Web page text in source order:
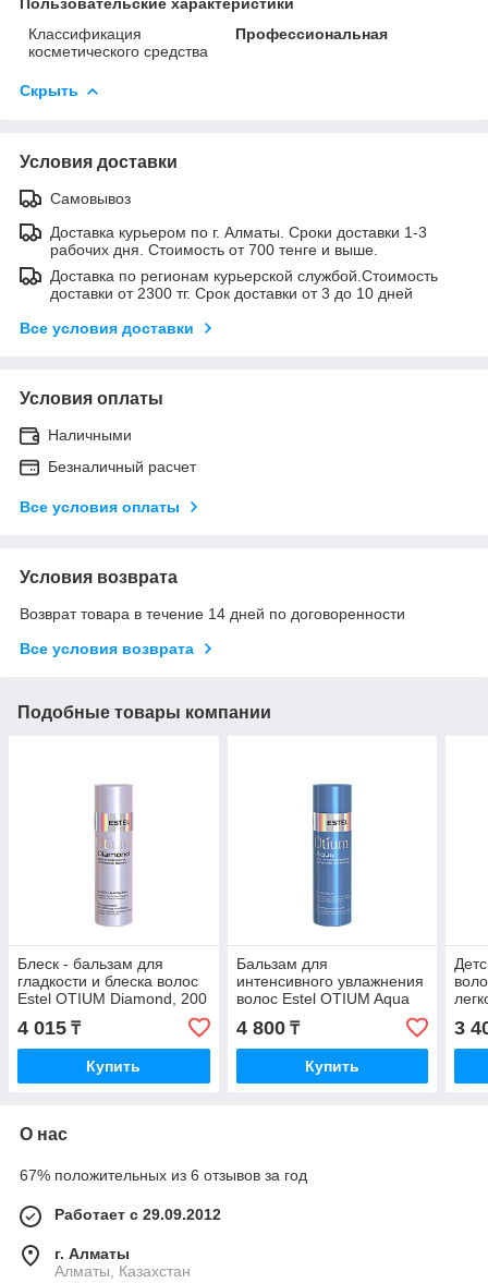
Классификация
косметического средства
Профессиональная
Скрыть
Условия доставки
Самовывоз
Доставка курьером по г. Алматы. Сроки доставки 1-3
рабочих дня. Стоимость от 700 тенге и выше.
Доставка по регионам курьерской службой.Стоимость
доставки от 2300 тг. Срок доставки от 3 до 10 дней
Все условия доставки
Условия оплаты
Наличными
Безналичный расчет
Все условия оплаты
Условия возврата
Возврат товара в течение 14 дней по договоренности
Все условия возврата
Подобные товары компании
Блеск - бальзам для
гладкости и блеска волос
Estel OTIUM Diamond, 200
4 015 ₸
Купить
Бальзам для
интенсивного увлажнения
волос Estel OTIUM Aqua
200 мл.
4 800₸
Купить
3
О нас
67% положительных из 6 отзывов за год
Работает с 29.09.2012
г. Алматы
Алматы, Казахстан